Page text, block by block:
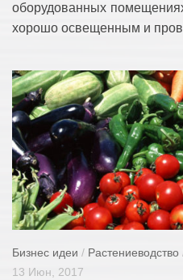
оборудованных
хорошо освещенным и
Бизнес идеи / Растениеводство
13 Июн, 2017